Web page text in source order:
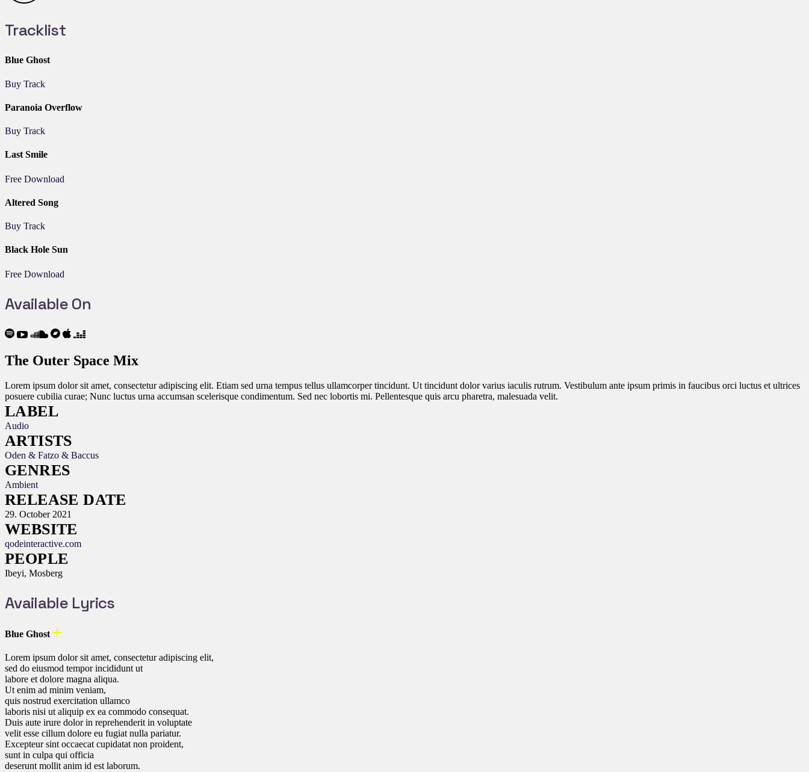
Tracklist
Blue Ghost
Buy Track
Paranoia Overflow
Buy Track
Last Smile
Free Download
Altered Song
Buy Track
Black Hole Sun
Free Download
Available On
The Outer Space Mix
Lorem ipsum dolor sit amet, consectetur adipiscing elit. Etiam sed urna tempus tellus ullamcorper tincidunt. Ut tincidunt dolor varius iaculis rutrum. Vestibulum ante ipsum primis in faucibus orci luctus et ultrices
posuere cubilia curae; Nunc luctus urna accumsan scelerisque condimentum. Sed nec lobortis mi. Pellentesque quis arcu pharetra, malesuada velit.
LABEL
Audio
ARTISTS
Oden & Fatzo & Baccus
GENRES
Ambient
RELEASE DATE
29. October 2021
WEBSITE
qodeinteractive.com
PEOPLE
Ibeyi, Mosberg
Available Lyrics
Blue Ghost
Lorem ipsum dolor sit amet, consectetur adipiscing elit,
sed do eiusmod tempor incididunt ut
labore et dolore magna aliqua.
Ut enim ad minim veniam,
quis nostrud exercitation ullamco
laboris nisi ut aliquip ex ea commodo consequat.
Duis aute irure dolor in reprehenderit in voluptate
velit esse cillum dolore eu fugiat nulla pariatur.
Excepteur sint occaecat cupidatat non proident,
sunt in culpa qui officia
deserunt mollit anim id est laborum.